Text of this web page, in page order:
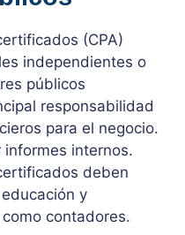
(CPA)
independientes o
públicos
responsabilidad
para el negocio.
internos.
deben
y
contadores.